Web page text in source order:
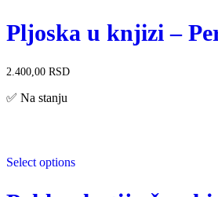
Pljoska u knjizi –
2.400,00 RSD
✅ Na stanju
Select options